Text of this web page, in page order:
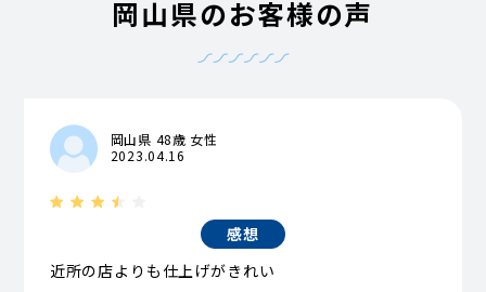
岡山県のお客様の声
岡山県 48歳 女性
2023.04.16
感想
近所の店よりも仕上げがきれい